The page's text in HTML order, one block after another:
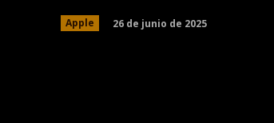
Apple 26 de junio de 2025